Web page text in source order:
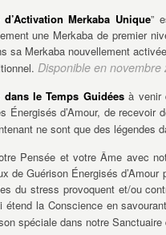
d’Activation Merkaba Unique”
une Merkaba de premier
sa Merkaba nouvellement
Disponible en novembre
le Temps Guidéesà venir
Énergisés d’Amour, de
ne sont que des légendes
Pensée et votre Âme avec
de Guérison Énergisés
du stress provoquent et/ou
étend la Conscience en
spéciale dans notre Sanctuaire